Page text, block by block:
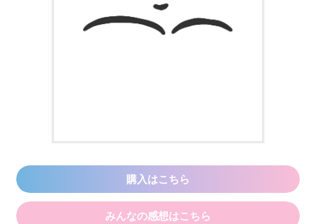
購入はこちら
みんなの感想はこちら